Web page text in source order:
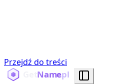
Przejdź do treści